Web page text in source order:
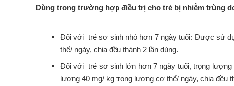
Dùng trong trường hợp điều trị cho trẻ bị nhiễm trùng
Đối với trẻ sơ sinh nhỏ hơn 7 ngày tuổi: Được sử
thể/ ngày, chia đều thành 2 lần dùng.
Đối với trẻ sơ sinh lớn hơn 7 ngày tuổi, trọng
lượng 40 mg/ kg trọng lượng cơ thể/ ngày, chia đều